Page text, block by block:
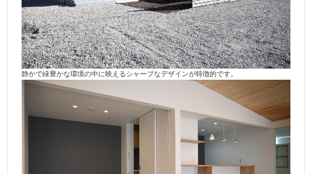
静かで緑豊かな環境の中に映えるシャープなデザインが特徴的です。